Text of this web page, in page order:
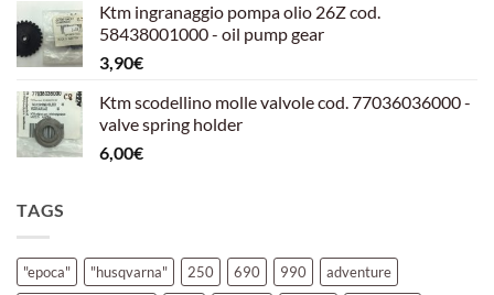
originale
era:
attuale
è:
Ktm ingranaggio pompa olio 26Z cod.
58438001000 - oil pump gear
3,90€
Ktm scodellino molle valvole cod. 77036036000 -
valve spring holder
6,00€
TAGS
"epoca" "husqvarna" 250 690 990
adventure